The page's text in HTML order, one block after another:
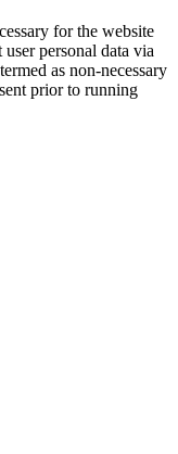
for the website
personal data via
as non-necessary
prior to running